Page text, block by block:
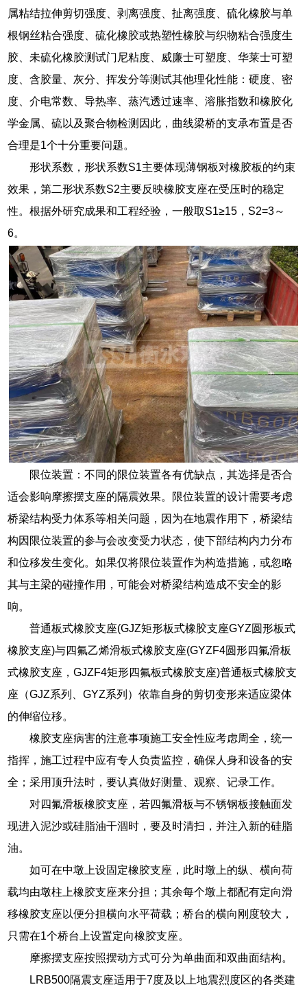
属粘结拉伸剪切强度、剥离强度、扯离强度、硫化橡胶与单
根钢丝粘合强度、硫化橡胶或热塑性橡胶与织物粘合强度生
胶、未硫化橡胶测试门尼粘度、威廉士可塑度、华莱士可塑
度、含胶量、灰分、挥发分等测试其他理化性能：硬度、密
度、介电常数、导热率、蒸汽透过速率、溶胀指数和橡胶化
学金属、硫以及聚合物检测因此，曲线梁桥的支承布置是否
合理是1个十分重要问题。
形状系数，形状系数S1主要体现薄钢板对橡胶板的约束
效果，第二形状系数S2主要反映橡胶支座在受压时的稳定
性。根据外研究成果和工程经验，一般取S1≥15，S2=3～
6。
限位装置：不同的限位装置各有优缺点，其选择是否合
适会影响摩擦摆支座的隔震效果。限位装置的设计需要考虑
桥梁结构受力体系等相关问题，因为在地震作用下，桥梁结
构因限位装置的参与会改变受力状态，使下部结构内力分布
和位移发生变化。如果仅将限位装置作为构造措施，或忽略
其与主梁的碰撞作用，可能会对桥梁结构造成不安全的影
响。
普通板式橡胶支座(GJZ矩形板式橡胶支座GYZ圆形板式
橡胶支座)与四氟乙烯滑板式橡胶支座(GYZF4圆形四氟滑板
式橡胶支座，GJZF4矩形四氟板式橡胶支座)普通板式橡胶支
座（GJZ系列、GYZ系列）依靠自身的剪切变形来适应梁体
的伸缩位移。
橡胶支座病害的注意事项施工安全性应考虑周全，统一
指挥，施工过程中应有专人负责监控，确保人身和设备的安
全；采用顶升法时，要认真做好测量、观察、记录工作。
对四氟滑板橡胶支座，若四氟滑板与不锈钢板接触面发
现进入泥沙或硅脂油干涸时，要及时清扫，并注入新的硅脂
油。
如可在中墩上设固定橡胶支座，此时墩上的纵、横向荷
载均由墩柱上橡胶支座来分担；其余每个墩上都配有定向滑
移橡胶支座以便分担横向水平荷载；桥台的横向刚度较大，
只需在1个桥台上设置定向橡胶支座。
摩擦摆支座按照摆动方式可分为单曲面和双曲面结构。
LRB500隔震支座适用于7度及以上地震烈度区的各类建